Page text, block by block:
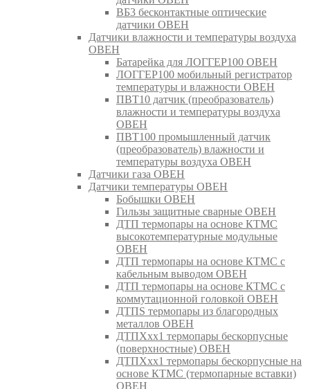
ВБ3 бесконтактные оптические
датчики ОВЕН
Датчики влажности и температуры воздуха
ОВЕН
Батарейка для ЛОГГЕР100 ОВЕН
ЛОГГЕР100 мобильный регистратор
температуры и влажности ОВЕН
ПВТ10 датчик (преобразователь)
влажности и температуры воздуха
ОВЕН
ПВТ100 промышленный датчик
(преобразователь) влажности и
температуры воздуха ОВЕН
Датчики газа ОВЕН
Датчики температуры ОВЕН
Бобышки ОВЕН
Гильзы защитные сварные ОВЕН
ДТП термопары на основе КТМС
высокотемпературные модульные
ОВЕН
ДТП термопары на основе КТМС с
кабельным выводом ОВЕН
ДТП термопары на основе КТМС с
коммутационной головкой ОВЕН
ДТПS термопары из благородных
металлов ОВЕН
ДТПХхх1 термопары бескорпусные
(поверхностные) ОВЕН
ДТПХхх1 термопары бескорпусные на
основе КТМС (термопарные вставки)
ОВЕН